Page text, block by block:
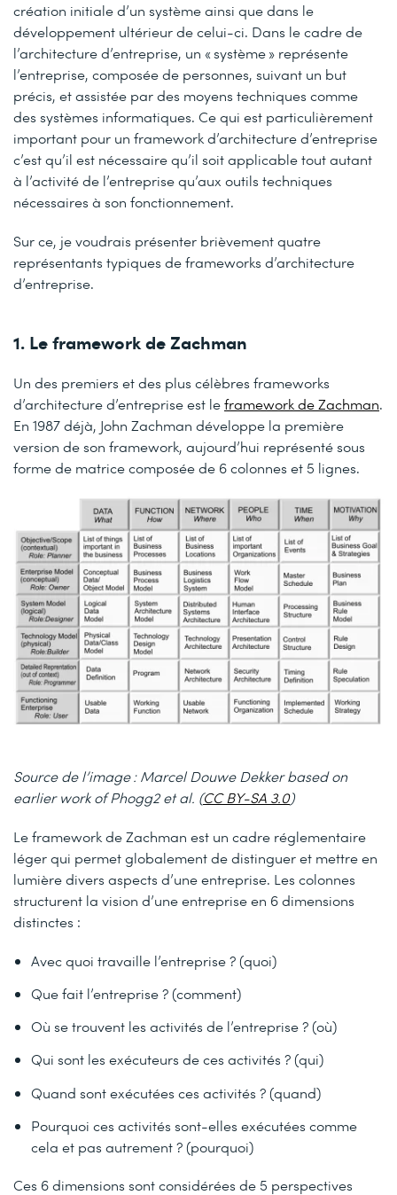
création initiale d’un système ainsi que dans le
développement ultérieur de celui-ci. Dans le cadre de
l’architecture d’entreprise, un « système » représente
l’entreprise, composée de personnes, suivant un but
précis, et assistée par des moyens techniques comme
des systèmes informatiques. Ce qui est particulièrement
important pour un framework d’architecture d’entreprise
c’est qu’il est nécessaire qu’il soit applicable tout autant
à l’activité de l’entreprise qu’aux outils techniques
nécessaires à son fonctionnement.
Sur ce, je voudrais présenter brièvement quatre
représentants typiques de frameworks d’architecture
d’entreprise.
1. Le framework de Zachman
Un des premiers et des plus célèbres frameworks
d’architecture d’entreprise est leframework de Zachman.
En 1987 déjà, John Zachman développe la première
version de son framework, aujourd’hui représenté sous
forme de matrice composée de 6 colonnes et 5 lignes.
Source de l’image : Marcel Douwe Dekker based on
earlier work of Phogg2 et al. (CC BY-SA 3.0)
Le framework de Zachman est un cadre réglementaire
léger qui permet globalement de distinguer et mettre en
lumière divers aspects d’une entreprise. Les colonnes
structurent la vision d’une entreprise en 6 dimensions
distinctes :
Avec quoi travaille l’entreprise ? (quoi)
Que fait l’entreprise ? (comment)
Où se trouvent les activités de l’entreprise ? (où)
Qui sont les exécuteurs de ces activités ? (qui)
Quand sont exécutées ces activités ? (quand)
Pourquoi ces activités sont-elles exécutées comme
cela et pas autrement ? (pourquoi)
Ces 6 dimensions sont considérées de 5 perspectives